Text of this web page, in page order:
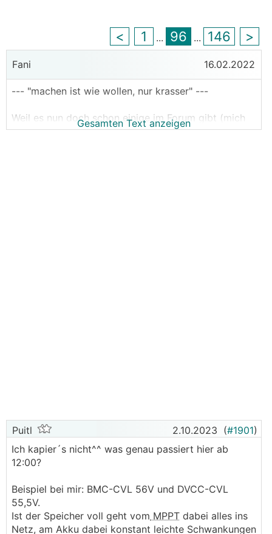
< 1 ... 96 ... 146 >
Fani 16.02.2022
--- "machen ist wie wollen, nur krasser" ---
Weil es nun doch schon einige im Forum gibt (mich
eingeschlossen), die entweder dabei sind eine
Gesamten Text anzeigen
Puitl 2.10.2023 (#1901)
Ich kapier´s nicht^^ was genau passiert hier ab
12:00?
Beispiel bei mir: BMC-CVL 56V und DVCC-CVL
55,5V.
Ist der Speicher voll geht vom MPPT dabei alles ins
Netz, am Akku dabei konstant leichte Schwankungen